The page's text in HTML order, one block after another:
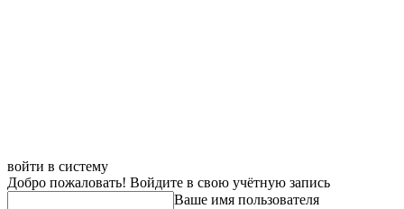
войти в систему
Добро пожаловать! Войдите в свою учётную запись
Ваше имя пользователя